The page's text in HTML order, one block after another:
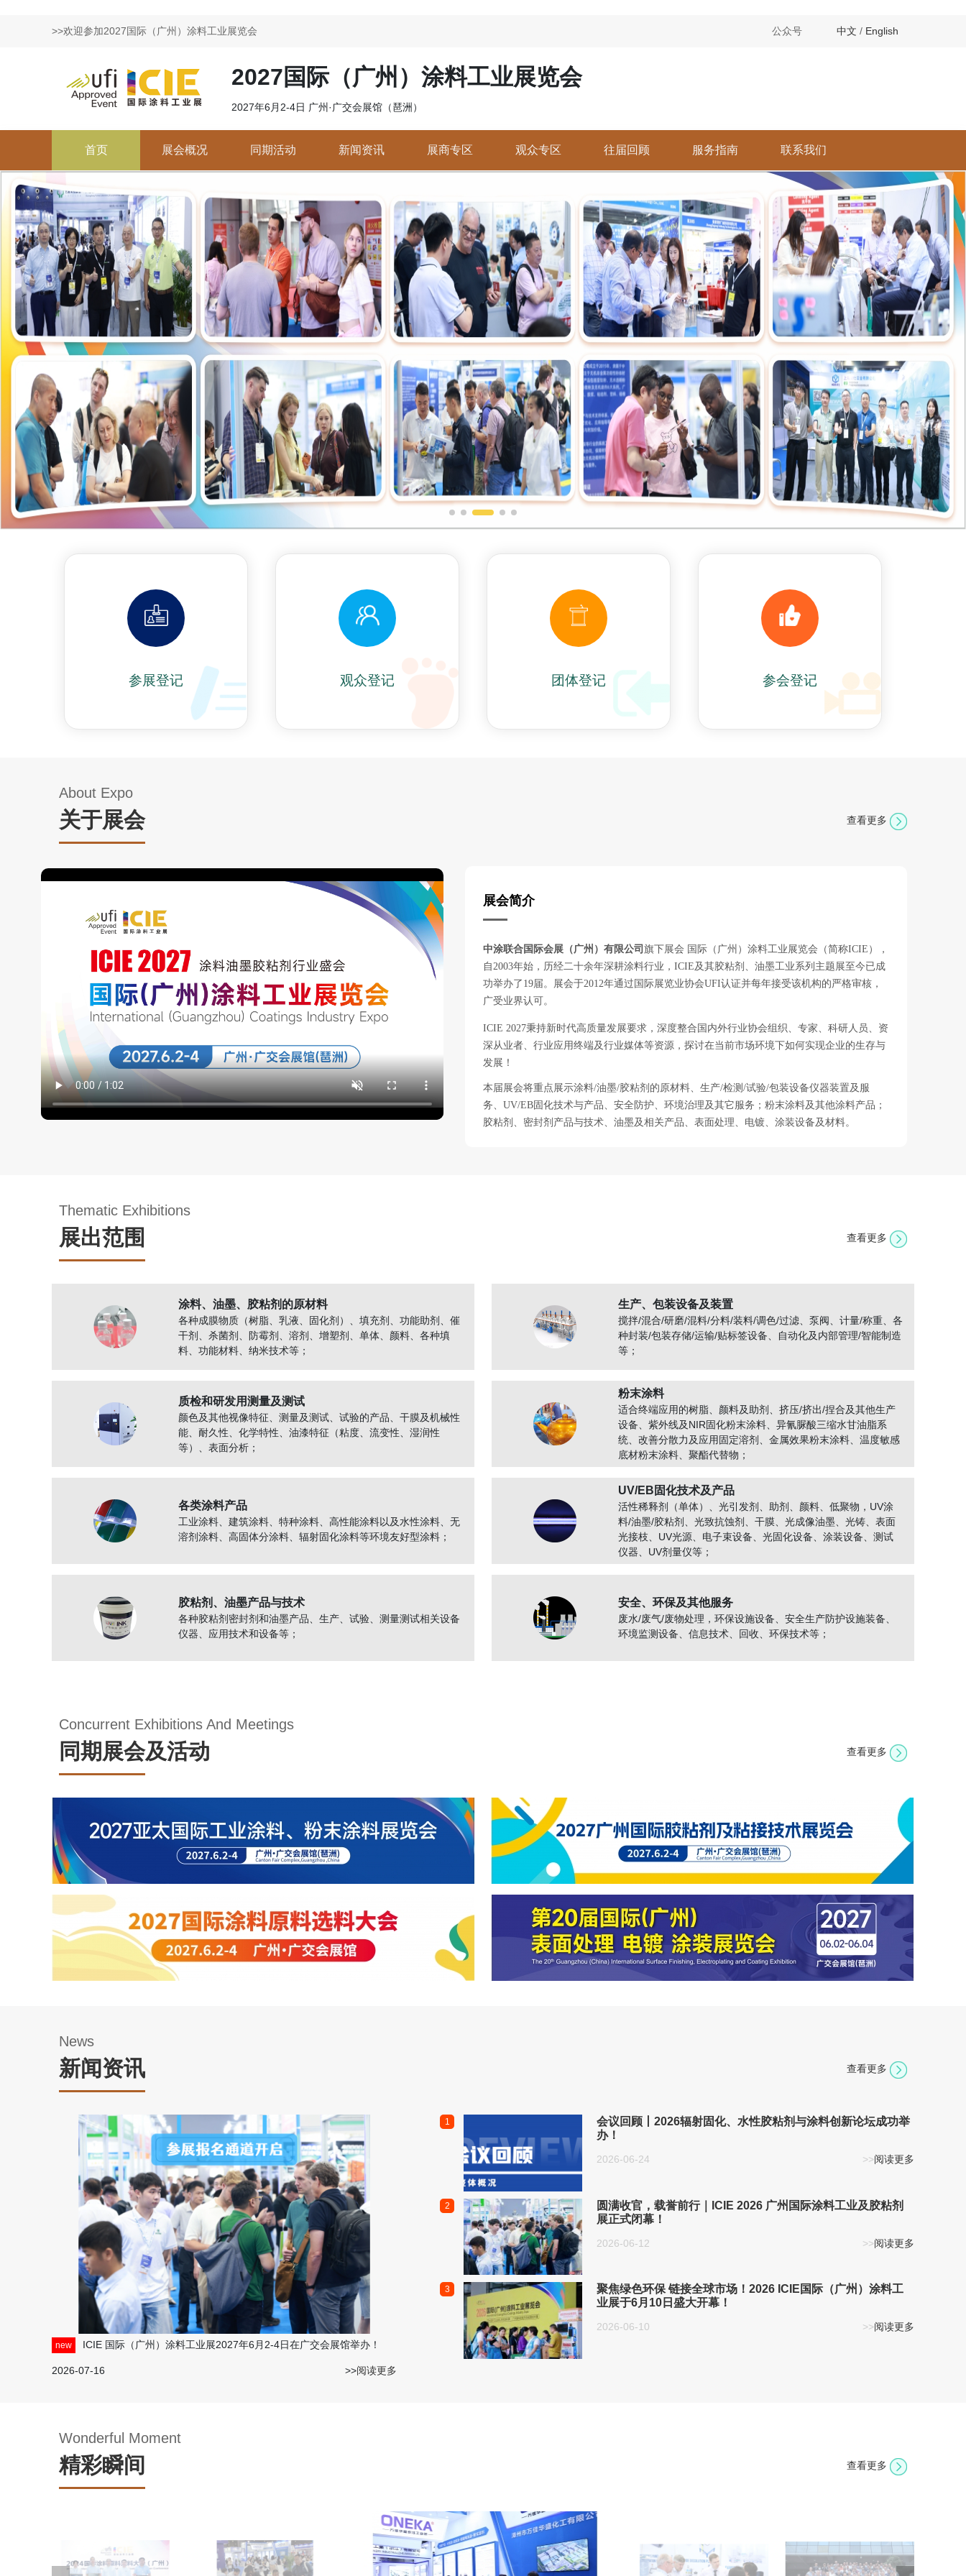
>>欢迎参加2027国际（广州）涂料工业展览会 公众号 中文 / English
2027国际（广州）涂料工业展览会
2027年6月2-4日 广州·广交会展馆（琶洲）
首页 展会概况 同期活动 新闻资讯 展商专区 观众专区 往届回顾 服务指南 联系我们
参展登记 观众登记 团体登记 参会登记
About Expo
关于展会 查看更多
展会简介
中涂联合国际会展（广州）有限公司 旗下展会 国际（广州）涂料工业展览会（简称ICIE），
自2003年始，历经二十余年深耕涂料行业，ICIE及其胶粘剂、油墨工业系列主题展至今已成
功举办了19届。展会于2012年通过国际展览业协会UFI认证并每年接受该机构的严格审核，
广受业界认可。
ICIE 2027秉持新时代高质量发展要求，深度整合国内外行业协会组织、专家、科研人员、资
深从业者、行业应用终端及行业媒体等资源，探讨在当前市场环境下如何实现企业的生存与
发展！
本届展会将重点展示涂料/油墨/胶粘剂的原材料、生产/检测/试验/包装设备仪器装置及服
务、UV/EB固化技术与产品、安全防护、环境治理及其它服务；粉末涂料及其他涂料产品；
胶粘剂、密封剂产品与技术、油墨及相关产品、表面处理、电镀、涂装设备及材料。
Thematic Exhibitions
展出范围 查看更多
涂料、油墨、胶粘剂的原材料
各种成膜物质（树脂、乳液、固化剂）、填充剂、功能助剂、催
干剂、杀菌剂、防霉剂、溶剂、增塑剂、单体、颜料、各种填
料、功能材料、纳米技术等；
生产、包装设备及装置
搅拌/混合/研磨/混料/分料/装料/调色/过滤、泵阀、计量/称重、各
种封装/包装存储/运输/贴标签设备、自动化及内部管理/智能制造
等；
质检和研发用测量及测试
颜色及其他视像特征、测量及测试、试验的产品、干膜及机械性
能、耐久性、化学特性、油漆特征（粘度、流变性、湿润性
等）、表面分析；
粉末涂料
适合终端应用的树脂、颜料及助剂、挤压/挤出/捏合及其他生产
设备、紫外线及NIR固化粉末涂料、异氰脲酸三缩水甘油脂系
统、改善分散力及应用固定溶剂、金属效果粉末涂料、温度敏感
底材粉末涂料、聚酯代替物；
各类涂料产品
工业涂料、建筑涂料、特种涂料、高性能涂料以及水性涂料、无
溶剂涂料、高固体分涂料、辐射固化涂料等环境友好型涂料；
UV/EB固化技术及产品
活性稀释剂（单体）、光引发剂、助剂、颜料、低聚物，UV涂
料/油墨/胶粘剂、光致抗蚀剂、干膜、光成像油墨、光铸、表面
光接枝、UV光源、电子束设备、光固化设备、涂装设备、测试
仪器、UV剂量仪等；
胶粘剂、油墨产品与技术
各种胶粘剂密封剂和油墨产品、生产、试验、测量测试相关设备
仪器、应用技术和设备等；
安全、环保及其他服务
废水/废气/废物处理，环保设施设备、安全生产防护设施装备、
环境监测设备、信息技术、回收、环保技术等；
Concurrent Exhibitions And Meetings
同期展会及活动 查看更多
News
新闻资讯 查看更多
new ICIE 国际（广州）涂料工业展2027年6月2-4日在广交会展馆举办！
2026-07-16 >>阅读更多
1
会议回顾丨2026辐射固化、水性胶粘剂与涂料创新论坛成功举
办！
2026-06-24 >>阅读更多
2
圆满收官，载誉前行｜ICIE 2026 广州国际涂料工业及胶粘剂
展正式闭幕！
2026-06-12 >>阅读更多
3
聚焦绿色环保 链接全球市场！2026 ICIE国际（广州）涂料工
业展于6月10日盛大开幕！
2026-06-10 >>阅读更多
Wonderful Moment
精彩瞬间 查看更多